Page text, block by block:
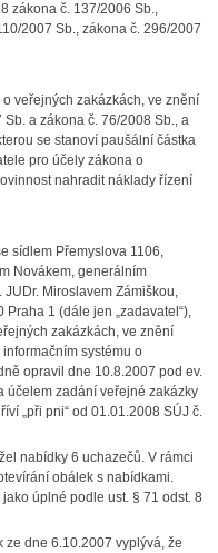
zákona č. 137/2006 Sb.,
2007 Sb., zákona č. 296/2007
veřejných zakázkách, ve znění
a zákona č. 76/2008 Sb., a
se stanoví paušální částka
pro účely zákona o
nahradit náklady řízení
sídlem Přemyslova 1106,
Novákem, generálním
Miroslavem Zámiškou,
1 (dále jen „zadavatel“),
zakázkách, ve znění
informačním systému o
opravil dne 10.8.2007 pod ev.
účelem zadání veřejné zakázky
„při pni“ od 01.01.2008 SÚJ č.
nabídky 6 uchazečů. V rámci
obálek s nabídkami.
úplné podle ust. § 71 odst. 8
dne 6.10.2007 vyplývá, že